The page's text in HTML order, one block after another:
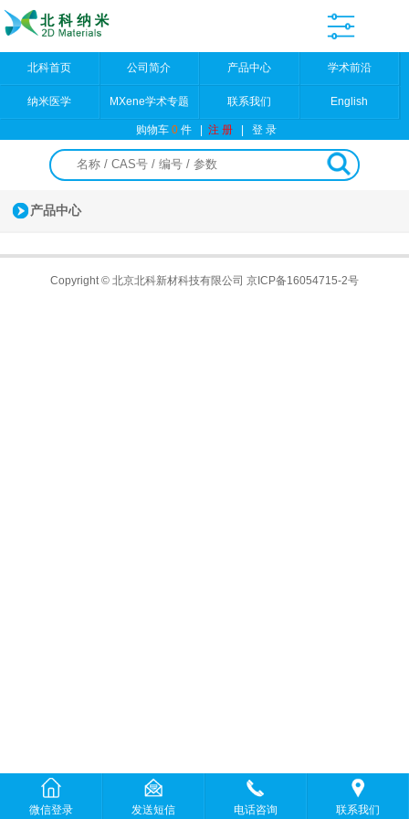
北科首页 公司简介 产品中心 学术前沿
纳米医学 MXene学术专题 联系我们 English
购物车0件 |注 册 |登 录
产品中心
Copyright © 北京北科新材科技有限公司 京ICP备16054715-2号
微信登录 发送短信 电话咨询 联系我们